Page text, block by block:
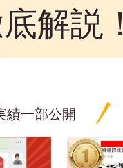
解説！
績一部公開